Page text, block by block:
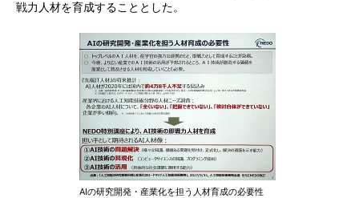
戦力人材を育成することとした。
AIの研究開発・産業化を担う人材育成の必要性